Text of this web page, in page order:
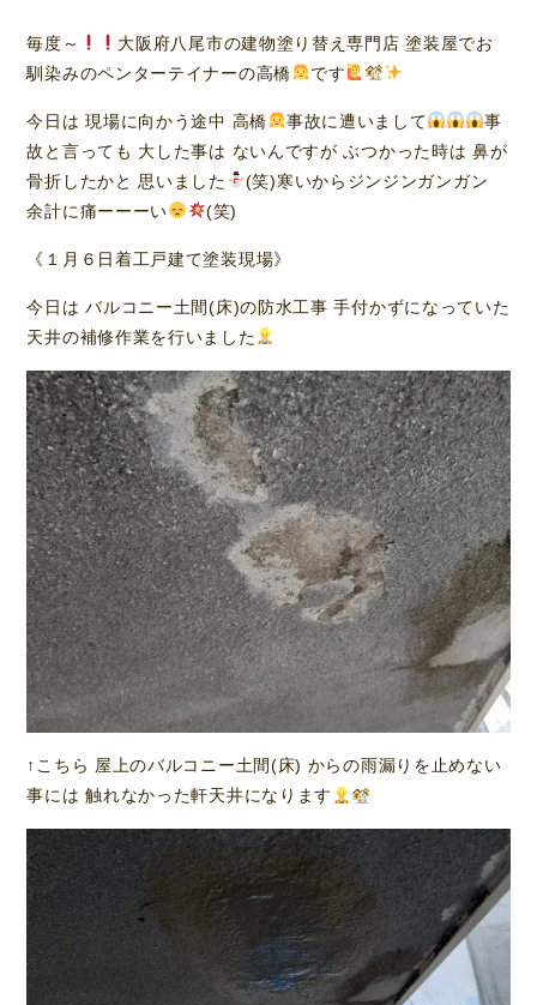
毎度～
大阪府八尾市の建物塗り替え専門店 塗装屋でお
馴染みのペンターテイナーの高橋
です
今日は 現場に向かう途中 高橋 事故に遭いまして
事
故と言っても 大した事は ないんですが ぶつかった時は 鼻が
骨折したかと 思いました
(笑)寒いからジンジンガンガン
余計に痛ーーーい
(笑)
《１月６日着工戸建て塗装現場》
今日は バルコニー土間(床)の防水工事 手付かずになっていた
天井の補修作業を行いました
↑こちら 屋上のバルコニー土間(床) からの雨漏りを止めない
事には 触れなかった軒天井になります